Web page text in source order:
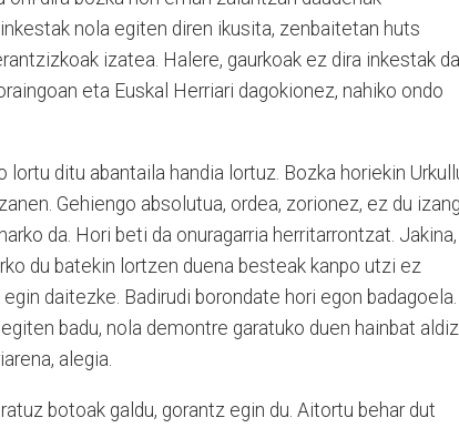
nola egiten diren ikusita, zenbaitetan huts
izatea. Halere, gaurkoak ez dira inkestak
eta Euskal Herriari dagokionez, nahiko ondo
ditu abantaila handia lortuz. Bozka horiekin
Gehiengo absolutua, ordea, zorionez, ez du
da. Hori beti da onuragarria herritarrontzat. Jakina,
du batekin lortzen duena besteak kanpo utzi ez
daitezke. Badirudi borondate hori egon badagoela.
badu, nola demontre garatuko duen hainbat aldiz
alegia.
botoak galdu, gorantz egin du. Aitortu behar dut